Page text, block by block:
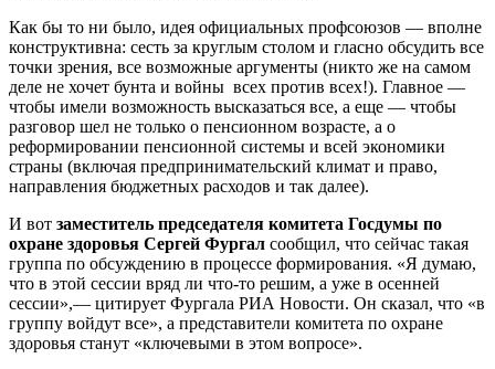
Как бы то ни было, идея официальных профсоюзов — вполне
конструктивна: сесть за круглым столом и гласно обсудить все
точки зрения, все возможные аргументы (никто же на самом
деле не хочет бунта и войны всех против всех!). Главное —
чтобы имели возможность высказаться все, а еще — чтобы
разговор шел не только о пенсионном возрасте, а о
реформировании пенсионной системы и всей экономики
страны (включая предпринимательский климат и право,
направления бюджетных расходов и так далее).
И вот заместитель председателя комитета Госдумы по
охране здоровья Сергей Фургал сообщил, что сейчас такая
группа по обсуждению в процессе формирования. «Я думаю,
что в этой сессии вряд ли что-то решим, а уже в осенней
сессии»,— цитирует Фургала РИА Новости. Он сказал, что «в
группу войдут все», а представители комитета по охране
здоровья станут «ключевыми в этом вопросе».